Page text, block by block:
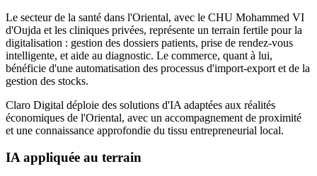
Le secteur de la santé dans l'Oriental, avec le CHU Mohammed VI
d'Oujda et les cliniques privées, représente un terrain fertile pour la
digitalisation : gestion des dossiers patients, prise de rendez-vous
intelligente, et aide au diagnostic. Le commerce, quant à lui,
bénéficie d'une automatisation des processus d'import-export et de la
gestion des stocks.
Claro Digital déploie des solutions d'IA adaptées aux réalités
économiques de l'Oriental, avec un accompagnement de proximité
et une connaissance approfondie du tissu entrepreneurial local.
IA appliquée au terrain